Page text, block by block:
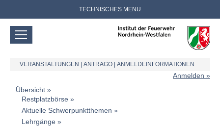
TECHNISCHES MENU
VERANSTALTUNGEN ANTRAGO ANMELDEINFORMATIONEN
Anmelden
Übersicht
Restplatzbörse
Aktuelle Schwerpunktthemen
Lehrgänge